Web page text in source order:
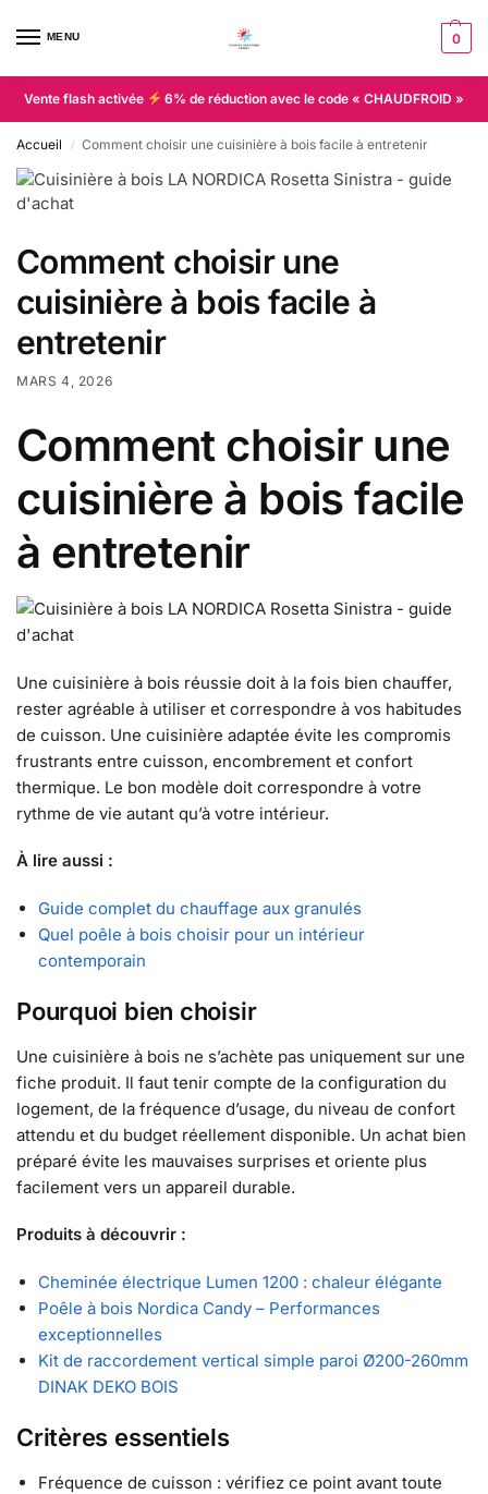
MENU 0
Vente flash activée 6% de réduction avec le code « CHAUDFROID »
Accueil / Comment choisir une cuisinière à bois facile à entretenir
Comment choisir une
cuisinière à bois facile à
entretenir
MARS 4, 2026
Comment choisir une
cuisinière à bois facile
à entretenir
Une cuisinière à bois réussie doit à la fois bien chauffer,
rester agréable à utiliser et correspondre à vos habitudes
de cuisson. Une cuisinière adaptée évite les compromis
frustrants entre cuisson, encombrement et confort
thermique. Le bon modèle doit correspondre à votre
rythme de vie autant qu’à votre intérieur.
À lire aussi :
Guide complet du chauffage aux granulés
Quel poêle à bois choisir pour un intérieur
contemporain
Pourquoi bien choisir
Une cuisinière à bois ne s’achète pas uniquement sur une
fiche produit. Il faut tenir compte de la configuration du
logement, de la fréquence d’usage, du niveau de confort
attendu et du budget réellement disponible. Un achat bien
préparé évite les mauvaises surprises et oriente plus
facilement vers un appareil durable.
Produits à découvrir :
Cheminée électrique Lumen 1200 : chaleur élégante
Poêle à bois Nordica Candy – Performances
exceptionnelles
Kit de raccordement vertical simple paroi Ø200-260mm
DINAK DEKO BOIS
Critères essentiels
Fréquence de cuisson : vérifiez ce point avant toute